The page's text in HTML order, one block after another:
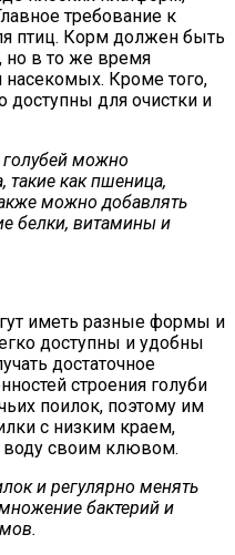
требование к
птиц. Корм должен быть
но в то же время
Кроме того,
для очистки и
можно
такие как пшеница,
можно добавлять
белки, витамины и
иметь разные формы и
доступны и удобны
достаточное
строения голуби
поилок, поэтому им
с низким краем,
воду своим клювом.
и регулярно менять
бактерий и